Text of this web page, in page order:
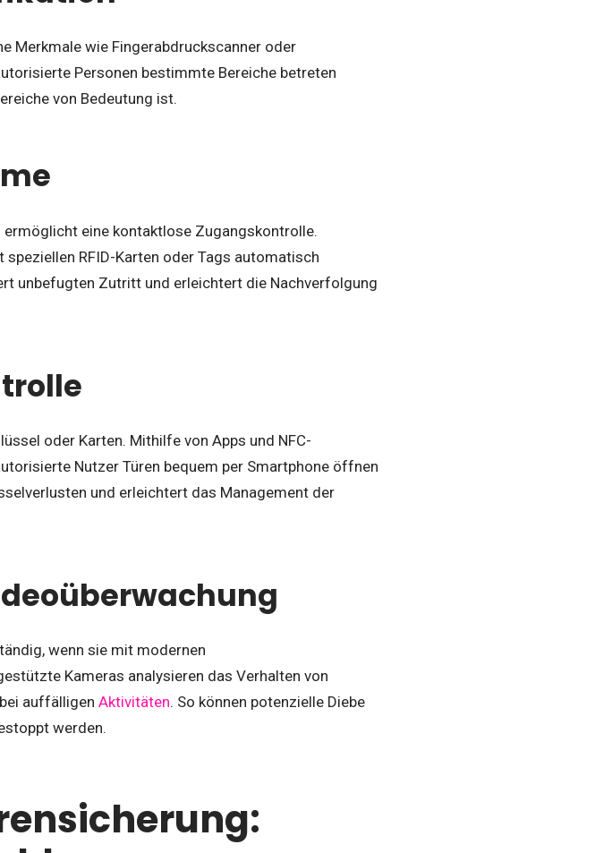
Merkmale wie Fingerabdruckscanner oder
Personen bestimmte Bereiche betreten
von Bedeutung ist.
eine kontaktlose Zugangskontrolle.
RFID-Karten oder Tags automatisch
unbefugten Zutritt und erleichtert die Nachverfolgung
oder Karten. Mithilfe von Apps und NFC-
Nutzer Türen bequem per Smartphone öffnen
und erleichtert das Management der
wenn sie mit modernen
Kameras analysieren das Verhalten von
auffälligen Aktivitäten. So können potenzielle Diebe
werden.